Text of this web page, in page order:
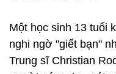
Một học sinh 13 tuổi
nghi ngờ "giết bạn"
Trung sĩ Christian